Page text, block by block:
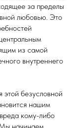
за пределы
любовью. Это
из самой
внутреннего
этой безусловной
нашим
кому-либо
начинаем